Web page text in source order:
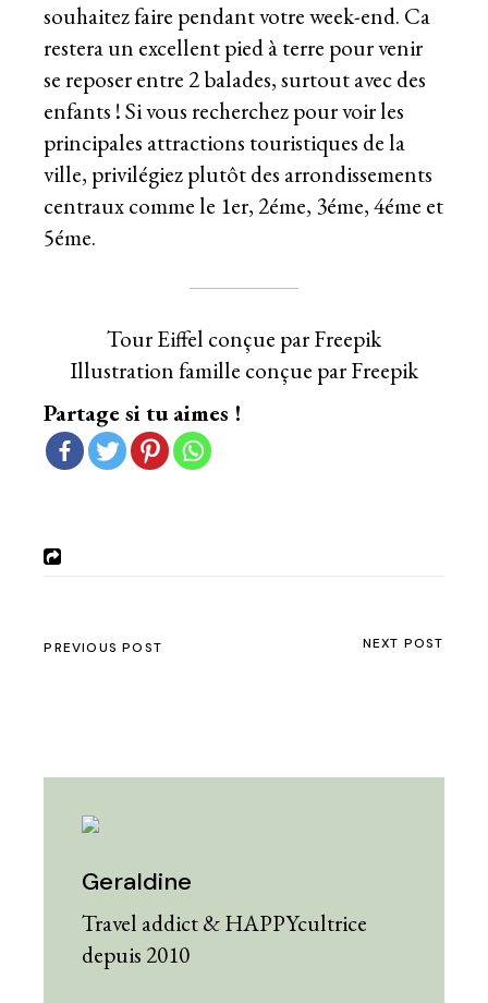
souhaitez faire pendant votre week-end. Ca
restera un excellent pied à terre pour venir
se reposer entre 2 balades, surtout avec des
enfants ! Si vous recherchez pour voir les
principales attractions touristiques de la
ville, privilégiez plutôt des arrondissements
centraux comme le 1er, 2éme, 3éme, 4éme et
5éme.
Tour Eiffel conçue par Freepik
Illustration famille conçue par Freepik
Partage si tu aimes !
PREVIOUS POST NEXT POST
Geraldine
Travel addict & HAPPYcultrice
depuis 2010